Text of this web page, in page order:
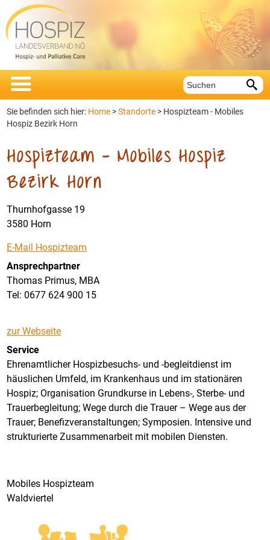
 
Sie befinden sich hier: Home >Standorte > Hospizteam - Mobiles
Hospiz Bezirk Horn
Hospizteam – Mobiles Hospiz
Bezirk Horn
Thurnhofgasse 19
3580 Horn
E-Mail Hospizteam
Ansprechpartner
Thomas Primus, MBA
Tel: 0677 624 900 15
zur Webseite
Service
Ehrenamtlicher Hospizbesuchs- und -begleitdienst im
häuslichen Umfeld, im Krankenhaus und im stationären
Hospiz; Organisation Grundkurse in Lebens-, Sterbe- und
Trauerbegleitung; Wege durch die Trauer – Wege aus der
Trauer; Benefizveranstaltungen; Symposien. Intensive und
strukturierte Zusammenarbeit mit mobilen Diensten.
Mobiles Hospizteam
Waldviertel